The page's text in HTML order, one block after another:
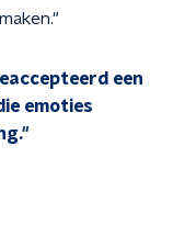
een
emoties